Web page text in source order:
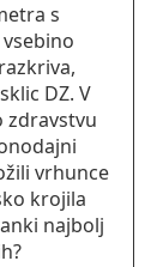
s
DZ. V
zdravstvu
vrhunce
krojila
najbolj